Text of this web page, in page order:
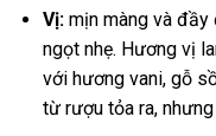
Vị:mịn màng và đầy
ngọt nhẹ. Hương vị
với hương vani, gỗ
từ rượu tỏa ra,